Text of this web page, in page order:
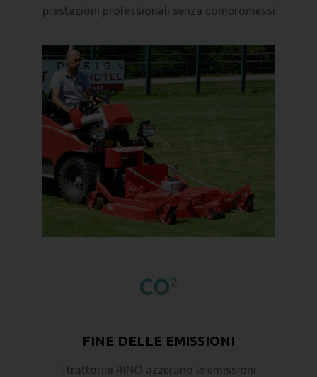
prestazioni professionali senza compromessi
FINE DELLE EMISSIONI
I trattorini RINO azzerano le emissioni